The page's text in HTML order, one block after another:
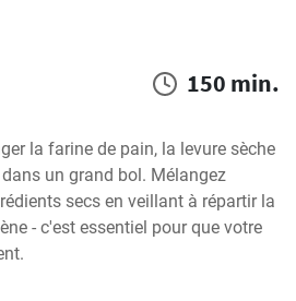
150 min.
la farine de pain, la levure sèche
un grand bol. Mélangez
secs en veillant à répartir la
- c'est essentiel pour que votre